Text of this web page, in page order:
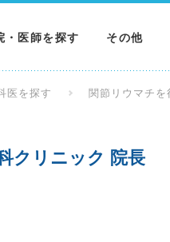
・医師を探す その他
医を探す 関節リウマチ
クリニック 院長